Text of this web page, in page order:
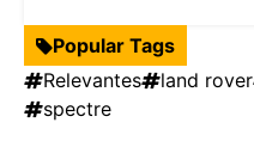
Popular Tags
Relevantes
land rover
spectre